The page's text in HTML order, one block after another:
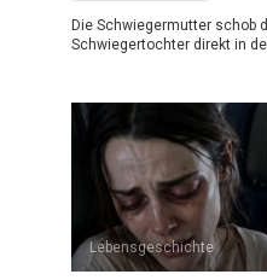
Die Schwiegermutter schob
Schwiegertochter direkt in
Lebensgeschichte